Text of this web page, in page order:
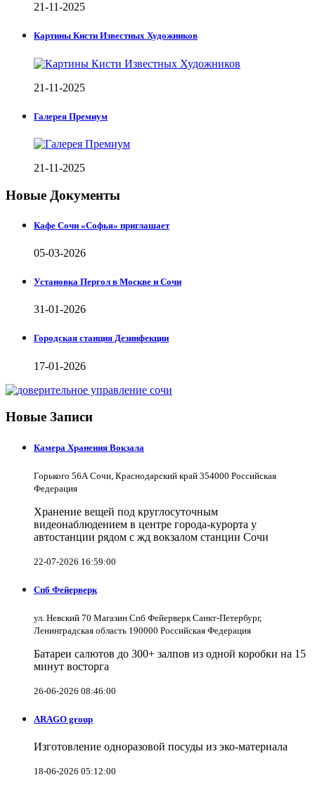
21-11-2025
Картины Кисти Известных Художников
21-11-2025
Галерея Премиум
21-11-2025
Новые Документы
Кафе Сочи «Софья» приглашает
05-03-2026
Установка Пергол в Москве и Сочи
31-01-2026
Городская станция Дезинфекции
17-01-2026
Новые Записи
Камера Хранения Вокзала
Горького 56А Сочи, Краснодарский край 354000 Российская
Федерация
Хранение вещей под круглосуточным
видеонаблюдением в центре города-курорта у
автостанции рядом с жд вокзалом станции Сочи
22-07-2026 16:59:00
Спб Фейерверк
ул. Невский 70 Магазин Спб Фейерверк Санкт-Петербург,
Ленинградская область 190000 Российская Федерация
Батареи салютов до 300+ залпов из одной коробки на 15
минут восторга
26-06-2026 08:46:00
ARAGO group
Изготовление одноразовой посуды из эко-материала
18-06-2026 05:12:00